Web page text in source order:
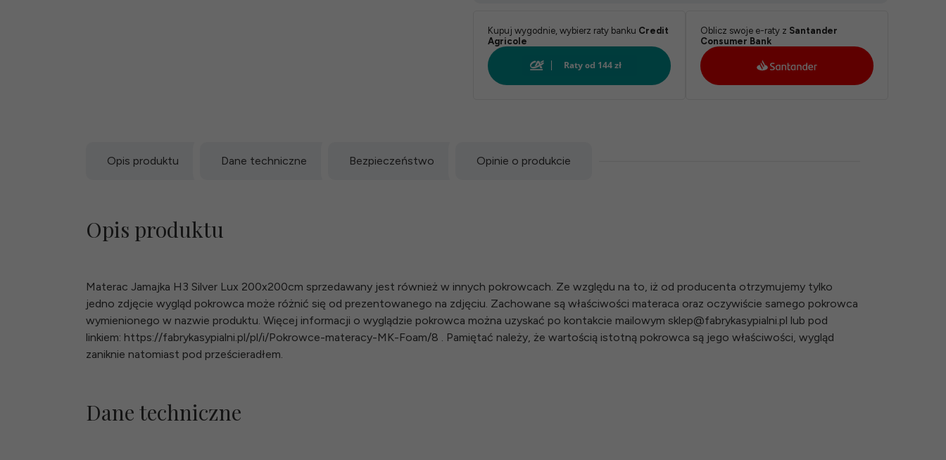
Kupuj wygodnie, wybierz raty banku Credit
Agricole
Oblicz swoje e-raty z Santander
Consumer Bank
Opis produktu Dane techniczne Bezpieczeństwo Opinie o produkcie
Opis produktu
Materac Jamajka H3 Silver Lux 200x200cm sprzedawany jest również w innych pokrowcach. Ze względu na to, iż od producenta otrzymujemy tylko
jedno zdjęcie wygląd pokrowca może różnić się od prezentowanego na zdjęciu. Zachowane są właściwości materaca oraz oczywiście samego pokrowca
wymienionego w nazwie produktu. Więcej informacji o wyglądzie pokrowca można uzyskać po kontakcie mailowym sklep@fabrykasypialni.pl lub pod
linkiem: https://fabrykasypialni.pl/pl/i/Pokrowce-materacy-MK-Foam/8 . Pamiętać należy, że wartością istotną pokrowca są jego właściwości, wygląd
zaniknie natomiast pod prześcieradłem.
Dane techniczne